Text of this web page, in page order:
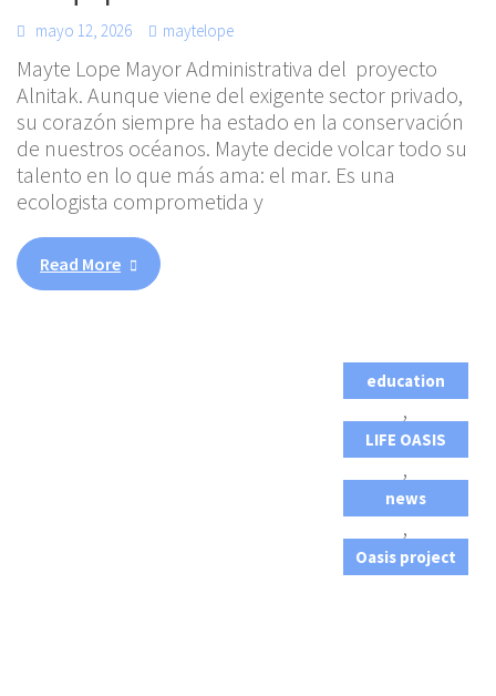
mayo 12, 2026 maytelope
Mayte Lope Mayor Administrativa del proyecto
Alnitak. Aunque viene del exigente sector privado,
su corazón siempre ha estado en la conservación
de nuestros océanos. Mayte decide volcar todo su
talento en lo que más ama: el mar. Es una
ecologista comprometida y
Read More
education
,
LIFE OASIS
,
news
,
Oasis project